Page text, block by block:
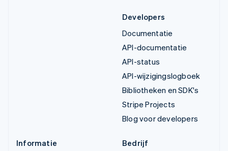
Developers
Documentatie
API-documentatie
API-status
API-wijzigingslogboek
Bibliotheken en SDK's
Stripe Projects
Blog voor developers
Informatie
Bedrijf